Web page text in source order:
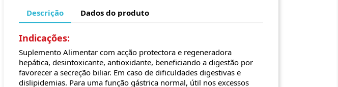
Descrição Dados do produto
Indicações:
Suplemento Alimentar com acção protectora e regeneradora
hepática, desintoxicante, antioxidante, beneficiando a digestão por
favorecer a secreção biliar. Em caso de dificuldades digestivas e
dislipidemias. Para uma função gástrica normal, útil nos excessos